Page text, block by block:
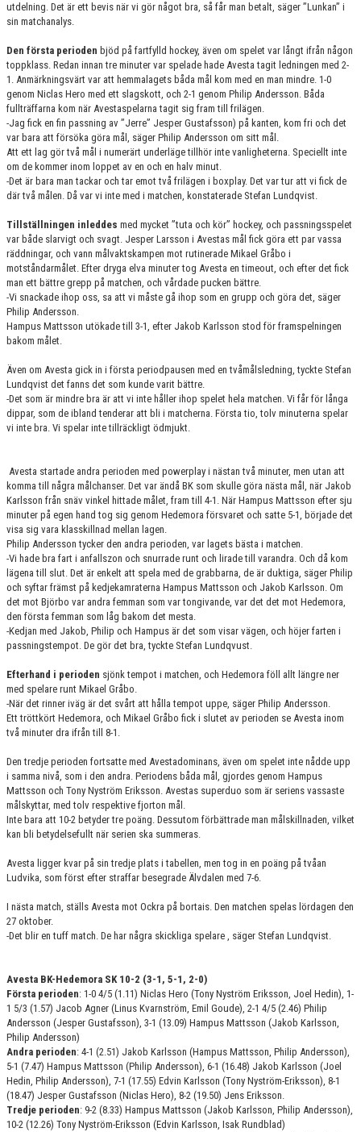
utdelning. Det är ett bevis när vi gör något bra, så får man betalt, säger ”Lunkan” i
sin matchanalys.
Den första perioden bjöd på fartfylld hockey, även om spelet var långt ifrån någon
toppklass. Redan innan tre minuter var spelade hade Avesta tagit ledningen med 2-
1. Anmärkningsvärt var att hemmalagets båda mål kom med en man mindre. 1-0
genom Niclas Hero med ett slagskott, och 2-1 genom Philip Andersson. Båda
fullträffarna kom när Avestaspelarna tagit sig fram till frilägen.
-Jag fick en fin passning av ”Jerre” Jesper Gustafsson) på kanten, kom fri och det
var bara att försöka göra mål, säger Philip Andersson om sitt mål.
Att ett lag gör två mål i numerärt underläge tillhör inte vanligheterna. Speciellt inte
om de kommer inom loppet av en och en halv minut.
-Det är bara man tackar och tar emot två frilägen i boxplay. Det var tur att vi fick de
där två målen. Då var vi inte med i matchen, konstaterade Stefan Lundqvist.
Tillställningen inleddes med mycket ”tuta och kör” hockey, och passningsspelet
var både slarvigt och svagt. Jesper Larsson i Avestas mål fick göra ett par vassa
räddningar, och vann målvaktskampen mot rutinerade Mikael Gråbo i
motståndarmålet. Efter dryga elva minuter tog Avesta en timeout, och efter det fick
man ett bättre grepp på matchen, och vårdade pucken bättre.
-Vi snackade ihop oss, sa att vi måste gå ihop som en grupp och göra det, säger
Philip Andersson.
Hampus Mattsson utökade till 3-1, efter Jakob Karlsson stod för framspelningen
bakom målet.
Även om Avesta gick in i första periodpausen med en tvåmålsledning, tyckte Stefan
Lundqvist det fanns det som kunde varit bättre.
-Det som är mindre bra är att vi inte håller ihop spelet hela matchen. Vi får för långa
dippar, som de ibland tenderar att bli i matcherna. Första tio, tolv minuterna spelar
vi inte bra. Vi spelar inte tillräckligt ödmjukt.
Avesta startade andra perioden med powerplay i nästan två minuter, men utan att
komma till några målchanser. Det var ändå BK som skulle göra nästa mål, när Jakob
Karlsson från snäv vinkel hittade målet, fram till 4-1. När Hampus Mattsson efter sju
minuter på egen hand tog sig genom Hedemora försvaret och satte 5-1, började det
visa sig vara klasskillnad mellan lagen.
Philip Andersson tycker den andra perioden, var lagets bästa i matchen.
-Vi hade bra fart i anfallszon och snurrade runt och lirade till varandra. Och då kom
lägena till slut. Det är enkelt att spela med de grabbarna, de är duktiga, säger Philip
och syftar främst på kedjekamraterna Hampus Mattsson och Jakob Karlsson. Om
det mot Björbo var andra femman som var tongivande, var det det mot Hedemora,
den första femman som låg bakom det mesta.
-Kedjan med Jakob, Philip och Hampus är det som visar vägen, och höjer farten i
passningstempot. De gör det bra, tyckte Stefan Lundqvust.
Efterhand i perioden sjönk tempot i matchen, och Hedemora föll allt längre ner
med spelare runt Mikael Gråbo.
-När det rinner iväg är det svårt att hålla tempot uppe, säger Philip Andersson.
Ett tröttkört Hedemora, och Mikael Gråbo fick i slutet av perioden se Avesta inom
två minuter dra ifrån till 8-1.
Den tredje perioden fortsatte med Avestadominans, även om spelet inte nådde upp
i samma nivå, som i den andra. Periodens båda mål, gjordes genom Hampus
Mattsson och Tony Nyström Eriksson. Avestas superduo som är seriens vassaste
målskyttar, med tolv respektive fjorton mål.
Inte bara att 10-2 betyder tre poäng. Dessutom förbättrade man målskillnaden, vilket
kan bli betydelsefullt när serien ska summeras.
Avesta ligger kvar på sin tredje plats i tabellen, men tog in en poäng på tvåan
Ludvika, som först efter straffar besegrade Älvdalen med 7-6.
I nästa match, ställs Avesta mot Ockra på bortais. Den matchen spelas lördagen den
27 oktober.
-Det blir en tuff match. De har några skickliga spelare , säger Stefan Lundqvist.
Avesta BK-Hedemora SK 10-2 (3-1, 5-1, 2-0)
Första perioden: 1-0 4/5 (1.11) Niclas Hero (Tony Nyström Eriksson, Joel Hedin), 1-
1 5/3 (1.57) Jacob Agner (Linus Kvarnström, Emil Goude), 2-1 4/5 (2.46) Philip
Andersson (Jesper Gustafsson), 3-1 (13.09) Hampus Mattsson (Jakob Karlsson,
Philip Andersson)
Andra perioden: 4-1 (2.51) Jakob Karlsson (Hampus Mattsson, Philip Andersson),
5-1 (7.47) Hampus Mattsson (Philip Andersson), 6-1 (16.48) Jakob Karlsson (Joel
Hedin, Philip Andersson), 7-1 (17.55) Edvin Karlsson (Tony Nyström-Eriksson), 8-1
(18.47) Jesper Gustafsson (Niclas Hero), 8-2 (19.50) Jens Eriksson.
Tredje perioden: 9-2 (8.33) Hampus Mattsson (Jakob Karlsson, Philip Andersson),
10-2 (12.26) Tony Nyström-Eriksson (Edvin Karlsson, Isak Rundblad)